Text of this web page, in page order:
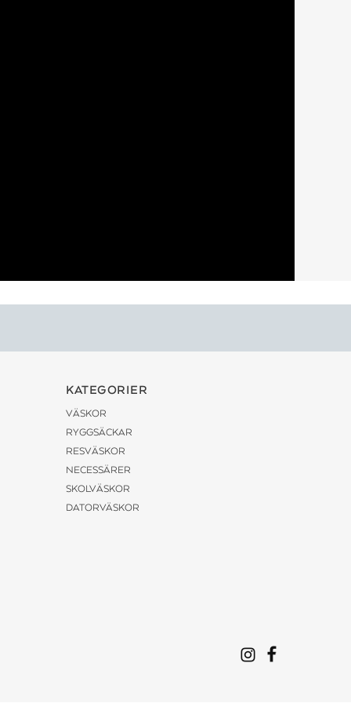
KATEGORIER
VÄSKOR
RYGGSÄCKAR
RESVÄSKOR
NECESSÄRER
SKOLVÄSKOR
DATORVÄSKOR